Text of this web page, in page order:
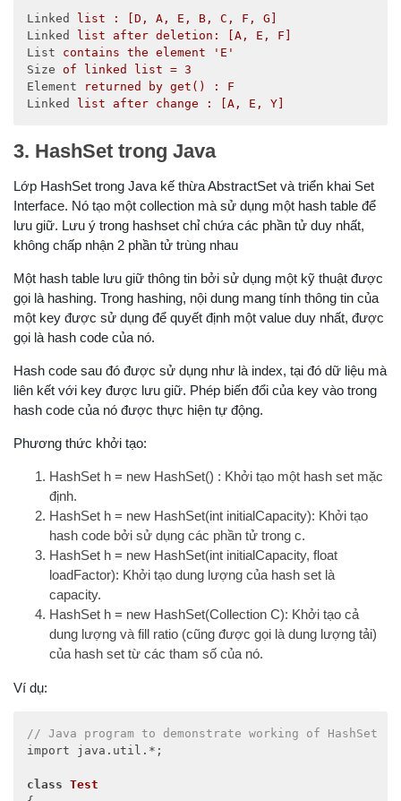
        boolean status =
object .contains(
if(status)
            System.
out .println(
else
            System.
out.println( "List doesn't
int size = object.size();
// Get and set elements from linked list
        Object element =
object.get(2 );
        System.
out .println(
object
. "Y"
        System.
out .println( "Linked list after
    }
}
Linked
list : [D, A, E, B, C, F, G]
Linked
list after deletion: [A, E, F]
List
contains the element 'E'
Size
of linked list = 3
Element
returned by get() : F
Linked
list after change : [A, E, Y]
3. HashSet trong Java
Lớp HashSet trong Java kế thừa AbstractSet và triển khai Set
Interface. Nó tạo một collection mà sử dụng một hash table để
lưu giữ. Lưu ý trong hashset chỉ chứa các phần tử duy nhất,
không chấp nhận 2 phần tử trùng nhau
Một hash table lưu giữ thông tin bởi sử dụng một kỹ thuật được
gọi là hashing. Trong hashing, nội dung mang tính thông tin của
một key được sử dụng để quyết định một value duy nhất, được
gọi là hash code của nó.
Hash code sau đó được sử dụng như là index, tại đó dữ liệu mà
liên kết với key được lưu giữ. Phép biến đổi của key vào trong
hash code của nó được thực hiện tự động.
Phương thức khởi tạo:
HashSet h = new HashSet() : Khởi tạo một hash set mặc
định.
HashSet h = new HashSet(int initialCapacity): Khởi tạo
hash code bởi sử dụng các phần tử trong c.
HashSet h = new HashSet(int initialCapacity, float
loadFactor): Khởi tạo dung lượng của hash set là
capacity.
HashSet h = new HashSet(Collection C): Khởi tạo cả
dung lượng và fill ratio (cũng được gọi là dung lượng tải)
của hash set từ các tham số của nó.
Ví dụ:
// Java program to demonstrate working of HashSet
import java.util.*;
class Test